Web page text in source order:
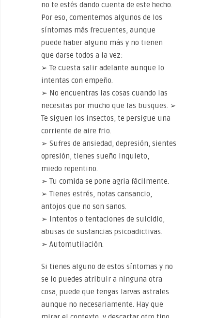
no te estés dando cuenta de este hecho.
Por eso, comentemos algunos de los
síntomas más frecuentes, aunque
puede haber alguno más y no tienen
que darse todos a la vez:
➢ Te cuesta salir adelante aunque lo
intentas con empeño.
➢ No encuentras las cosas cuando las
necesitas por mucho que las busques. ➢
Te siguen los insectos, te persigue una
corriente de aire frio.
➢ Sufres de ansiedad, depresión, sientes
opresión, tienes sueño inquieto,
miedo repentino.
➢ Tu comida se pone agria fácilmente.
➢ Tienes estrés, notas cansancio,
antojos que no son sanos.
➢ Intentos o tentaciones de suicidio,
abusas de sustancias psicoadictivas.
➢ Automutilación.
Si tienes alguno de estos síntomas y no
se lo puedes atribuir a ninguna otra
cosa, puede que tengas larvas astrales
aunque no necesariamente. Hay que